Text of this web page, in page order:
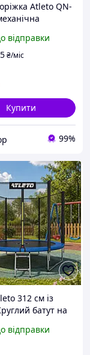
Atleto QN-
модель
81х34 см) для
кг
відправки
₴/міс
Купити
99%
312 см із
батут на
відпочинку
відправки